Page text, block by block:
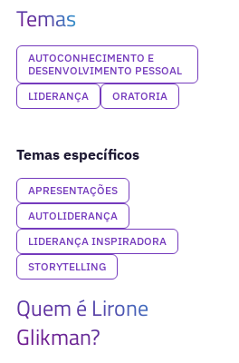
Temas
AUTOCONHECIMENTO E
DESENVOLVIMENTO PESSOAL
LIDERANÇA
ORATORIA
Temas específicos
APRESENTAÇÕES
AUTOLIDERANÇA
LIDERANÇA INSPIRADORA
STORYTELLING
Quem é Lirone
Glikman?